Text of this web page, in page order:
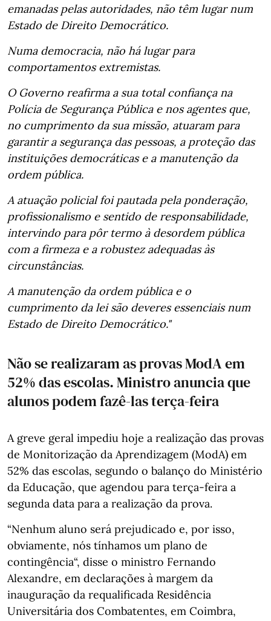
emanadas pelas autoridades, não têm lugar num
Estado de Direito Democrático.
Numa democracia, não há lugar para
comportamentos extremistas.
O Governo reafirma a sua total confiança na
Polícia de Segurança Pública e nos agentes que,
no cumprimento da sua missão, atuaram para
garantir a segurança das pessoas, a proteção das
instituições democráticas e a manutenção da
ordem pública.
A atuação policial foi pautada pela ponderação,
profissionalismo e sentido de responsabilidade,
intervindo para pôr termo à desordem pública
com a firmeza e a robustez adequadas às
circunstâncias.
A manutenção da ordem pública e o
cumprimento da lei são deveres essenciais num
Estado de Direito Democrático."
Não se realizaram as provas ModA em
52% das escolas. Ministro anuncia que
alunos podem fazê-las terça-feira
A greve geral impediu hoje a realização das provas
de Monitorização da Aprendizagem (ModA) em
52% das escolas, segundo o balanço do Ministério
da Educação, que agendou para terça-feira a
segunda data para a realização da prova.
“Nenhum aluno será prejudicado e, por isso,
obviamente, nós tínhamos um plano de
contingência“, disse o ministro Fernando
Alexandre, em declarações à margem da
inauguração da requalificada Residência
Universitária dos Combatentes, em Coimbra,